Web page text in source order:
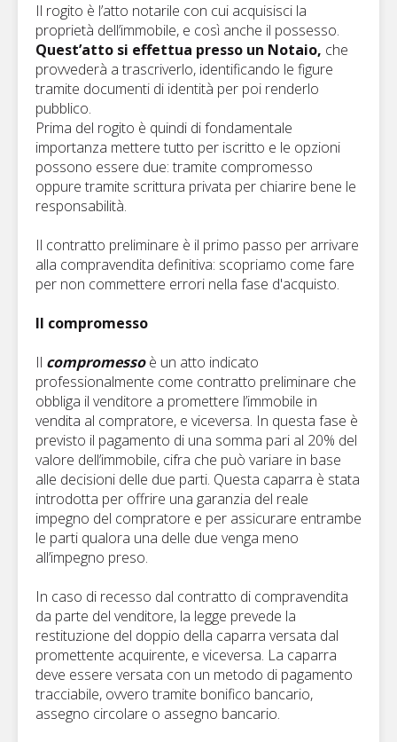
Il rogito è l’atto notarile con cui acquisisci la
proprietà dell’immobile, e così anche il possesso.
Quest’atto si effettua presso un Notaio, che
provvederà a trascriverlo, identificando le figure
tramite documenti di identità per poi renderlo
pubblico.
Prima del rogito è quindi di fondamentale
importanza mettere tutto per iscritto e le opzioni
possono essere due: tramite compromesso
oppure tramite scrittura privata per chiarire bene le
responsabilità.
Il contratto preliminare è il primo passo per arrivare
alla compravendita definitiva: scopriamo come fare
per non commettere errori nella fase d'acquisto.
Il compromesso
Il compromessoè un atto indicato
professionalmente come contratto preliminare che
obbliga il venditore a promettere l’immobile in
vendita al compratore, e viceversa. In questa fase è
previsto il pagamento di una somma pari al 20% del
valore dell’immobile, cifra che può variare in base
alle decisioni delle due parti. Questa caparra è stata
introdotta per offrire una garanzia del reale
impegno del compratore e per assicurare entrambe
le parti qualora una delle due venga meno
all’impegno preso.
In caso di recesso dal contratto di compravendita
da parte del venditore, la legge prevede la
restituzione del doppio della caparra versata dal
promettente acquirente, e viceversa. La caparra
deve essere versata con un metodo di pagamento
tracciabile, ovvero tramite bonifico bancario,
assegno circolare o assegno bancario.